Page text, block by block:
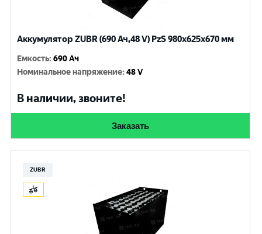
Аккумулятор ZUBR (690 Ач,48 V) PzS 980x625x670 мм
Емкость:690 Ач
Номинальное напряжение:48 V
В наличии, звоните!
Заказать
ZUBR